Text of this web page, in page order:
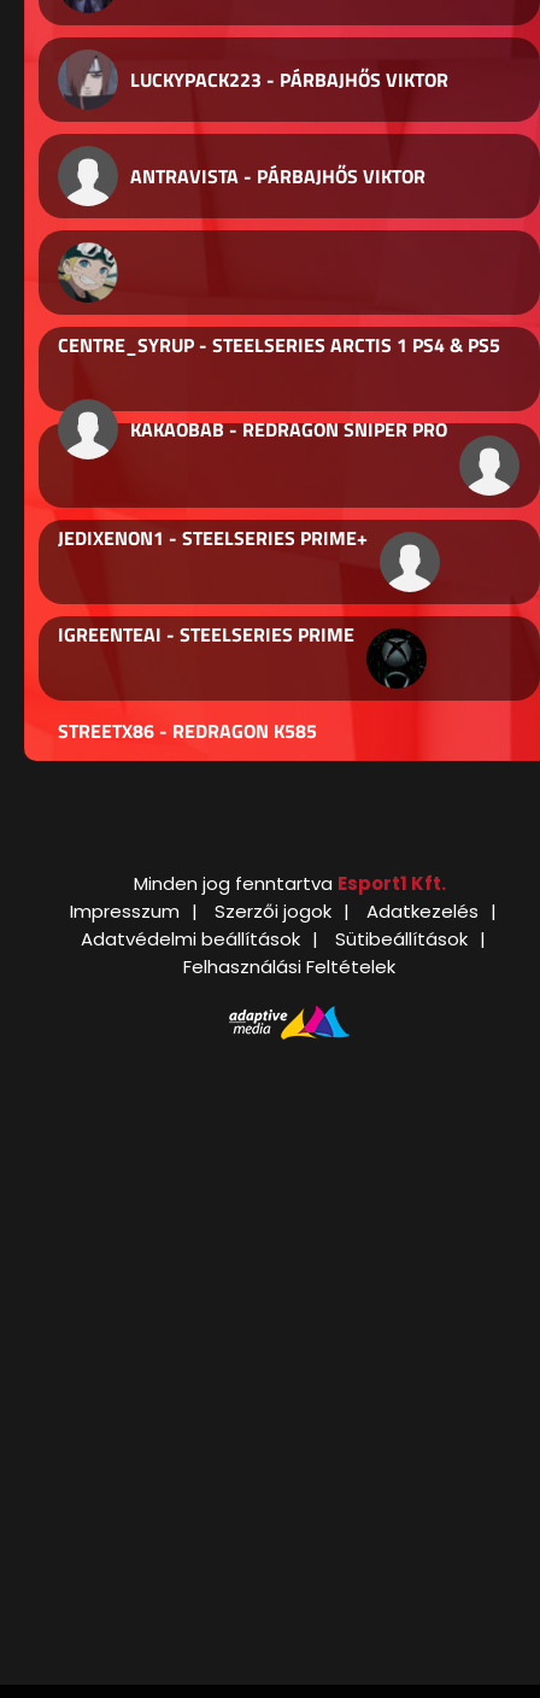
LUCKYPACK223 - PÁRBAJHŐS VIKTOR
ANTRAVISTA - PÁRBAJHŐS VIKTOR
CENTRE_SYRUP - STEELSERIES ARCTIS 1 PS4 & PS5
KAKAOBAB - REDRAGON SNIPER PRO
JEDIXENON1 - STEELSERIES PRIME+
IGREENTEAI - STEELSERIES PRIME
STREETX86 - REDRAGON K585
Minden jog fenntartva Esport1 Kft.
Impresszum
Szerzői jogok
Adatkezelés
Adatvédelmi beállítások
Sütibeállítások
Felhasználási Feltételek